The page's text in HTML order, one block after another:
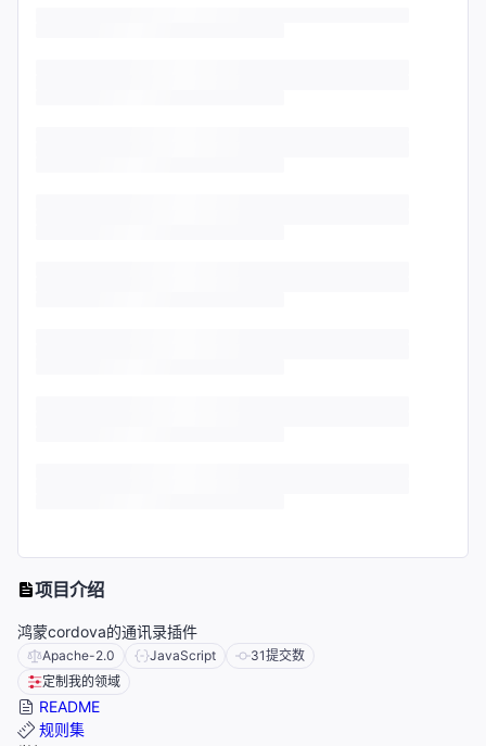
项目介绍
鸿蒙cordova的通讯录插件
Apache-2.0 JavaScript 31提交数
定制我的领域
README
规则集